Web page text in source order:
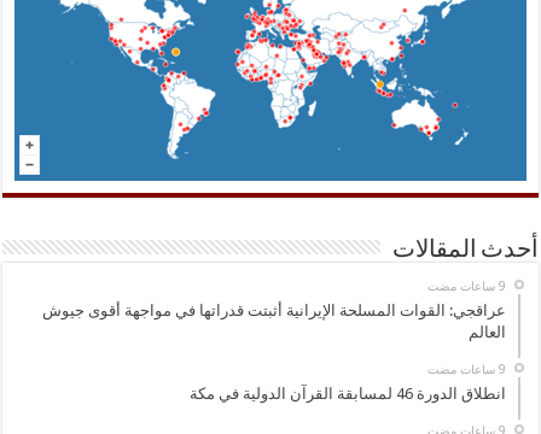
أحدث المقالات
عراقجي: القوات المسلحة الإيرانية أثبتت قدراتها في مواجهة أقوى جيوش
العالم
انطلاق الدورة 46 لمسابقة القرآن الدولية في مكة